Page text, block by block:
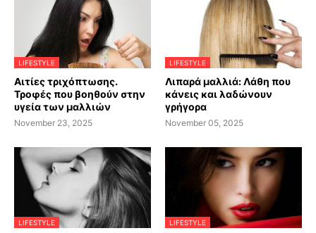
LIFESTYLE
Αιτίες τριχόπτωσης.
Τροφές που βοηθούν στην
υγεία των μαλλιών
November 23, 2025
LIFESTYLE
Λιπαρά μαλλιά: Λάθη που
κάνεις και λαδώνουν
γρήγορα
November 05, 2025
LIFESTYLE LIFESTYLE